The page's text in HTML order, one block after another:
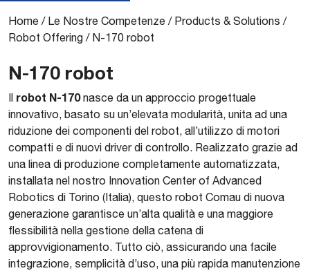
Home / Le Nostre Competenze / Products & Solutions /
Robot Offering / N-170 robot
N-170 robot
Il robot N-170nasce da un approccio progettuale
innovativo, basato su un’elevata modularità, unita ad una
riduzione dei componenti del robot, all’utilizzo di motori
compatti e di nuovi driver di controllo. Realizzato grazie ad
una linea di produzione completamente automatizzata,
installata nel nostro Innovation Center of Advanced
Robotics di Torino (Italia), questo robot Comau di nuova
generazione garantisce un’alta qualità e una maggiore
flessibilità nella gestione della catena di
approvvigionamento. Tutto ciò, assicurando una facile
integrazione, semplicità d’uso, una più rapida manutenzione